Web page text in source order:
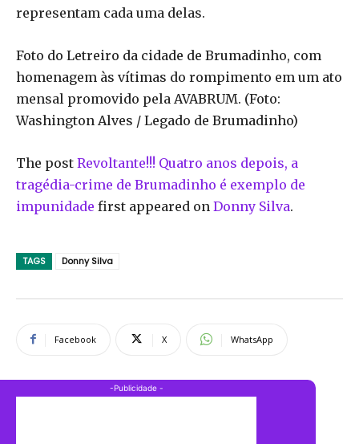
representam cada uma delas.
Foto do Letreiro da cidade de Brumadinho, com
homenagem às vítimas do rompimento em um ato
mensal promovido pela AVABRUM. (Foto:
Washington Alves / Legado de Brumadinho)
The post Revoltante!!! Quatro anos depois, a
tragédia-crime de Brumadinho é exemplo de
impunidade first appeared on Donny Silva.
TAGS Donny Silva
Facebook X WhatsApp
-Publicidade -